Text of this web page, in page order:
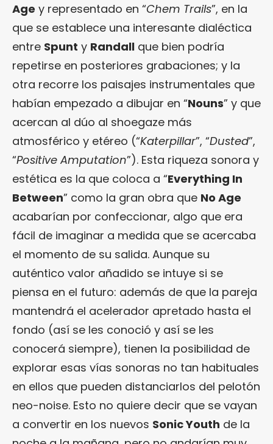
Age y representado en “Chem Trails”, en la
que se establece una interesante dialéctica
entre Spunt y Randall que bien podría
repetirse en posteriores grabaciones; y la
otra recorre los paisajes instrumentales que
habían empezado a dibujar en “Nouns” y que
acercan al dúo al shoegaze más
atmosférico y etéreo (“Katerpillar”, “Dusted”,
“Positive Amputation”). Esta riqueza sonora y
estética es la que coloca a “Everything In
Between” como la gran obra que No Age
acabarían por confeccionar, algo que era
fácil de imaginar a medida que se acercaba
el momento de su salida. Aunque su
auténtico valor añadido se intuye si se
piensa en el futuro: además de que la pareja
mantendrá el acelerador apretado hasta el
fondo (así se les conoció y así se les
conocerá siempre), tienen la posibilidad de
explorar esas vías sonoras no tan habituales
en ellos que pueden distanciarlos del pelotón
neo-noise. Esto no quiere decir que se vayan
a convertir en los nuevos Sonic Youth de la